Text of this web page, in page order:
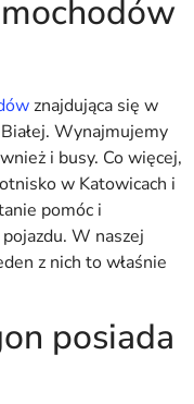
znajdująca się w
Wynajmujemy
i busy. Co więcej,
w Katowicach i
pomóc i
W naszej
z nich to właśnie
posiada